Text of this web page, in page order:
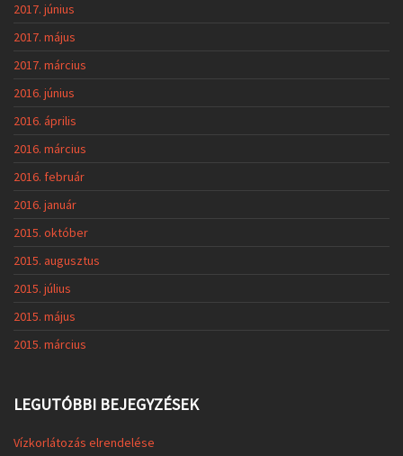
2017. június
2017. május
2017. március
2016. június
2016. április
2016. március
2016. február
2016. január
2015. október
2015. augusztus
2015. július
2015. május
2015. március
LEGUTÓBBI BEJEGYZÉSEK
Vízkorlátozás elrendelése